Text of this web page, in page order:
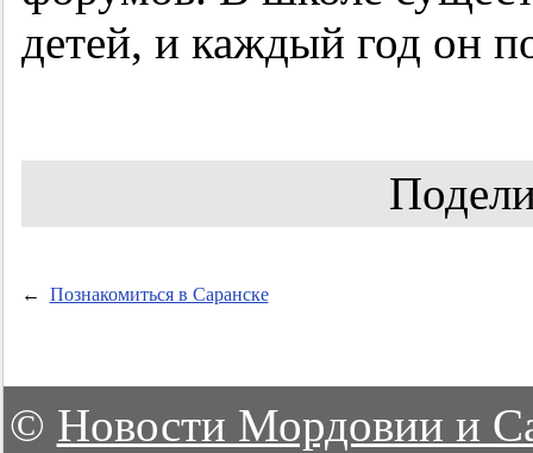
детей, и каждый год он
← Познакомиться в Саранске
© Новости Мордовии и